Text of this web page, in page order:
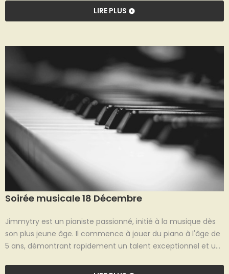
week-end dépaysant ou des vacances riches en
découvertes. Vous vous demandez que faire dans le
LIRE PLUS
Soirée musicale 18 Décembre
Jimmytry est un pianiste passionné, initié à la musique dès
son plus jeune âge. Il commence à jouer du piano à l'âge de
5 ans, démontrant rapidement un talent exceptionnel et un
et son sens de l'interprétation se développent au fil des